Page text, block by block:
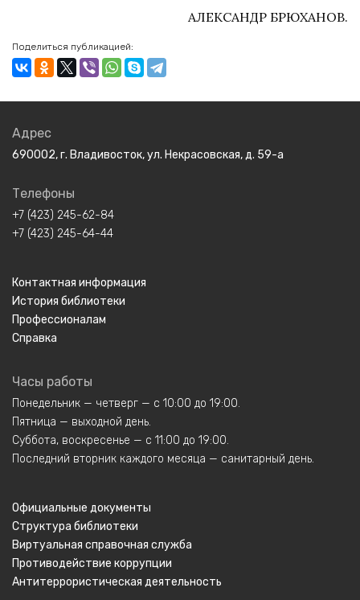
АЛЕКСАНДР БРЮХАНОВ.
Поделиться публикацией:
Адрес
690002, г. Владивосток, ул. Некрасовская, д. 59-а
Телефоны
+7 (423) 245-62-84
+7 (423) 245-64-44
Контактная информация
История библиотеки
Профессионалам
Справка
Часы работы
Понедельник — четверг — с 10:00 до 19:00.
Пятница — выходной день.
Суббота, воскресенье — с 11:00 до 19:00.
Последний вторник каждого месяца — санитарный день.
Официальные документы
Структура библиотеки
Виртуальная справочная служба
Противодействие коррупции
Антитеррористическая деятельность